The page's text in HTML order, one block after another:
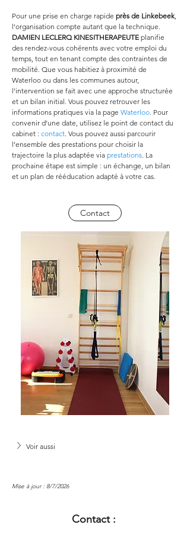
Pour une prise en charge rapide près de Linkebeek,
l’organisation compte autant que la technique.
DAMIEN LECLERQ KINESITHERAPEUTE planifie
des rendez-vous cohérents avec votre emploi du
temps, tout en tenant compte des contraintes de
mobilité. Que vous habitiez à proximité de
Waterloo ou dans les communes autour,
l’intervention se fait avec une approche structurée
et un bilan initial. Vous pouvez retrouver les
informations pratiques via la page Waterloo. Pour
convenir d’une date, utilisez le point de contact du
cabinet : contact. Vous pouvez aussi parcourir
l’ensemble des prestations pour choisir la
trajectoire la plus adaptée via prestations. La
prochaine étape est simple : un échange, un bilan
et un plan de rééducation adapté à votre cas.
Contact
Voir aussi
Mise à jour : 8/7/2026
Contact :